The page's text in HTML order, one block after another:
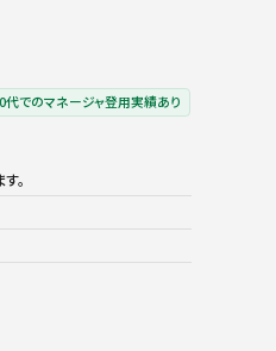
代でのマネージャ登用実績あり
。